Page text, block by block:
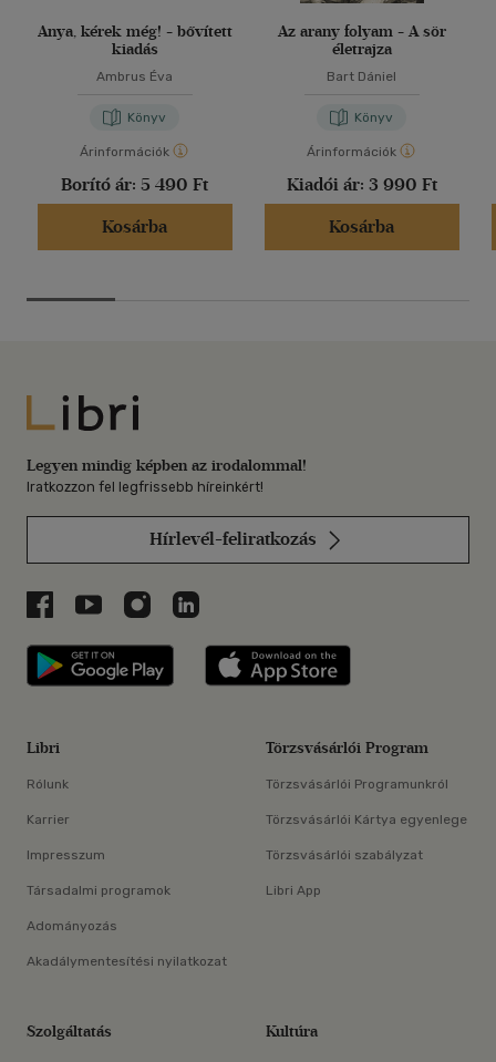
Anya, kérek még! - bővített
kiadás
Ambrus Éva
Könyv
Árinformációk
Borító ár: 5 490 Ft
Kosárba
Az arany folyam - A sör
életrajza
Bart Dániel
Könyv
Árinformációk
Kiadói ár: 3 990 Ft
Kosárba
Libri
Legyen mindig képben az irodalommal!
Iratkozzon fel legfrissebb híreinkért!
Hírlevél-feliratkozás
Libri a Facebookon
Libri a Youtube-on
Libri az Instagramon
Libri a LinkedInen
Libri applikáció Szerezd meg: Google
Libri
Rólunk
Karrier
Impresszum
Társadalmi programok
Adományozás
Akadálymentesítési nyilatkozat
Törzsvásárlói Program
Törzsvásárlói Programunkról
Törzsvásárlói Kártya egyenlege
Törzsvásárlói szabályzat
Libri App
Szolgáltatás Kultúra